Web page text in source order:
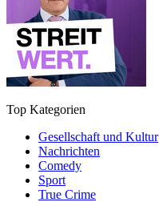
Top Kategorien
Gesellschaft und Kultur
Nachrichten
Comedy
Sport
True Crime